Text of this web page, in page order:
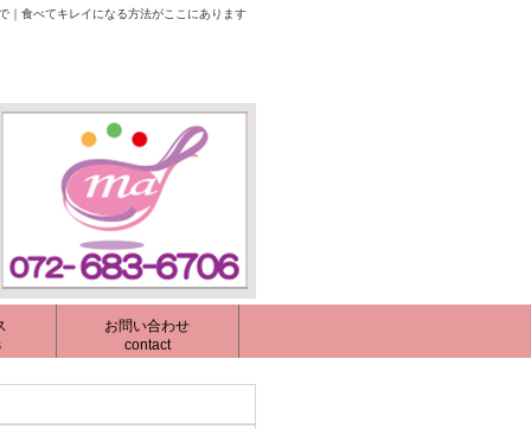
｜食べてキレイになる方法がここにあります
お問い合わせ
contact